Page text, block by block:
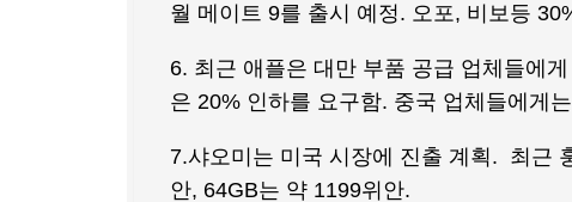
월 메이트 9를 출시 예정. 오포, 비보등
6. 최근 애플은 대만 부품 공급 업체들에
은 20% 인하를 요구함. 중국 업체들에게
7.샤오미는 미국 시장에 진출 계획. 최근
안, 64GB는 약 1199위안.